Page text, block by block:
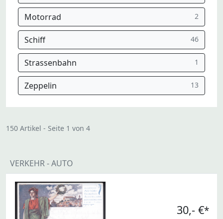
Motorrad 2
Schiff 46
Strassenbahn 1
Zeppelin 13
150 Artikel - Seite 1 von 4
VERKEHR - AUTO
30,- €*